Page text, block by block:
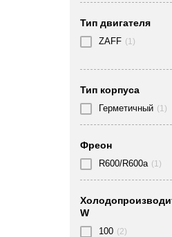
Тип двигателя
ZAFF (1)
Тип корпуса
Герметичный (1)
Фреон
R600/R600a (1)
W
100 (2)